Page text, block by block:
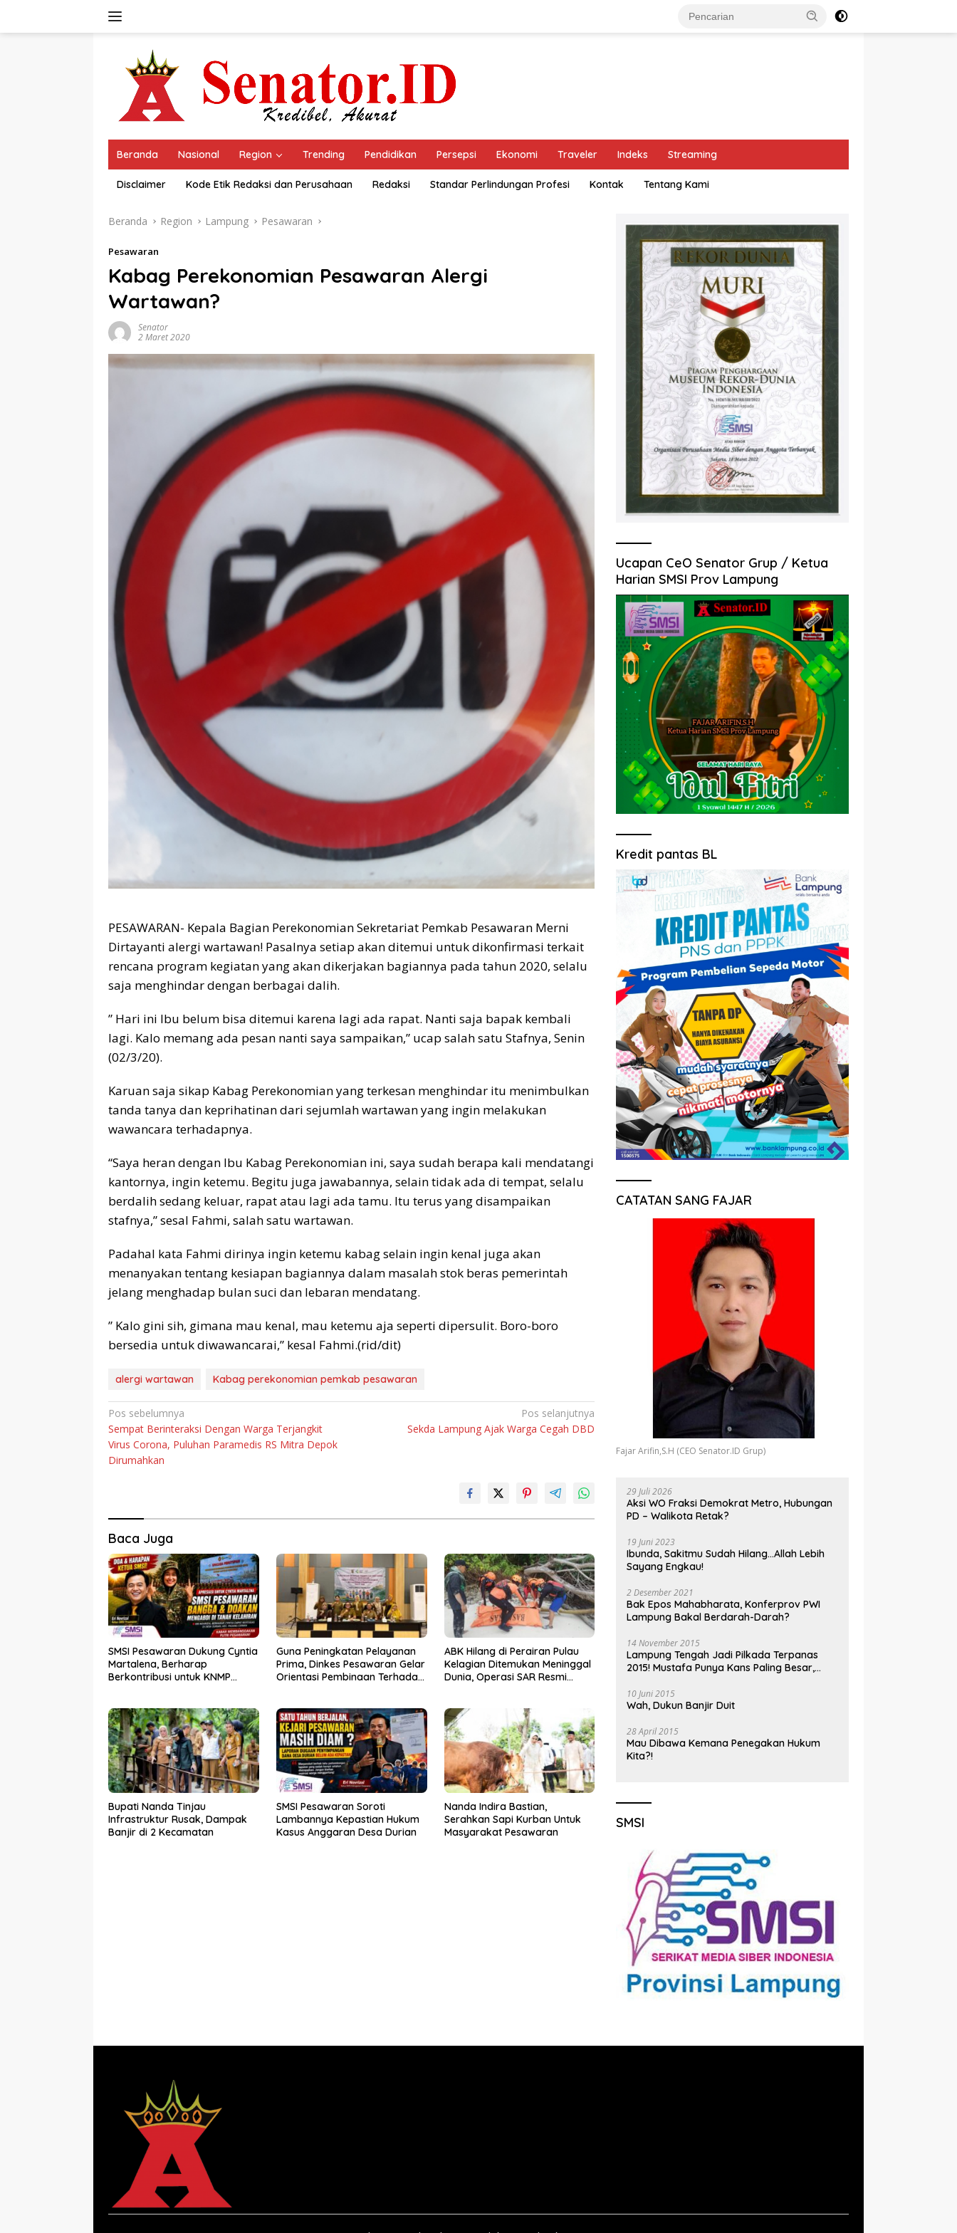
Beranda Nasional Region Trending Pendidikan Persepsi Ekonomi Traveler Indeks Streaming
Disclaimer Kode Etik Redaksi dan Perusahaan Redaksi Standar Perlindungan Profesi Kontak Tentang Kami
Beranda Region Lampung Pesawaran
Pesawaran
Kabag Perekonomian Pesawaran Alergi
Wartawan?
Senator
2 Maret 2020
PESAWARAN- Kepala Bagian Perekonomian Sekretariat Pemkab Pesawaran Merni
Dirtayanti alergi wartawan! Pasalnya setiap akan ditemui untuk dikonfirmasi terkait
rencana program kegiatan yang akan dikerjakan bagiannya pada tahun 2020, selalu
saja menghindar dengan berbagai dalih.
” Hari ini Ibu belum bisa ditemui karena lagi ada rapat. Nanti saja bapak kembali
lagi. Kalo memang ada pesan nanti saya sampaikan,” ucap salah satu Stafnya, Senin
(02/3/20).
Karuan saja sikap Kabag Perekonomian yang terkesan menghindar itu menimbulkan
tanda tanya dan keprihatinan dari sejumlah wartawan yang ingin melakukan
wawancara terhadapnya.
“Saya heran dengan Ibu Kabag Perekonomian ini, saya sudah berapa kali mendatangi
kantornya, ingin ketemu. Begitu juga jawabannya, selain tidak ada di tempat, selalu
berdalih sedang keluar, rapat atau lagi ada tamu. Itu terus yang disampaikan
stafnya,” sesal Fahmi, salah satu wartawan.
Padahal kata Fahmi dirinya ingin ketemu kabag selain ingin kenal juga akan
menanyakan tentang kesiapan bagiannya dalam masalah stok beras pemerintah
jelang menghadap bulan suci dan lebaran mendatang.
” Kalo gini sih, gimana mau kenal, mau ketemu aja seperti dipersulit. Boro-boro
bersedia untuk diwawancarai,” kesal Fahmi.(rid/dit)
alergi wartawan Kabag perekonomian pemkab pesawaran
Navigasi
pos
Pos sebelumnya
Sempat Berinteraksi Dengan Warga Terjangkit
Virus Corona, Puluhan Paramedis RS Mitra Depok
Dirumahkan
Pos selanjutnya
Sekda Lampung Ajak Warga Cegah DBD
Baca Juga
SMSI Pesawaran Dukung Cyntia
Martalena, Berharap
Berkontribusi untuk KNMP
Guna Peningkatan Pelayanan
Prima, Dinkes Pesawaran Gelar
Orientasi Pembinaan Terhadap
ABK Hilang di Perairan Pulau
Kelagian Ditemukan Meninggal
Dunia, Operasi SAR Resmi
Bupati Nanda Tinjau
Infrastruktur Rusak, Dampak
Banjir di 2 Kecamatan
SMSI Pesawaran Soroti
Lambannya Kepastian Hukum
Kasus Anggaran Desa Durian
Nanda Indira Bastian,
Serahkan Sapi Kurban Untuk
Masyarakat Pesawaran
Ucapan CeO Senator Grup / Ketua
Harian SMSI Prov Lampung
Kredit pantas BL
CATATAN SANG FAJAR
Fajar Arifin,S.H (CEO Senator.ID Grup)
29 Juli 2026
Aksi WO Fraksi Demokrat Metro, Hubungan
PD – Walikota Retak?
19 Juni 2023
Ibunda, Sakitmu Sudah Hilang…Allah Lebih
Sayang Engkau!
2 Desember 2021
Bak Epos Mahabharata, Konferprov PWI
Lampung Bakal Berdarah-Darah?
14 November 2015
Lampung Tengah Jadi Pilkada Terpanas
2015! Mustafa Punya Kans Paling Besar,
10 Juni 2015
Wah, Dukun Banjir Duit
28 April 2015
Mau Dibawa Kemana Penegakan Hukum
Kita?!
SMSI